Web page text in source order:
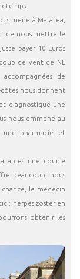
mène à Maratea,
de nous mettre le
payer 10 Euros
de vent de NE
de
côtes nous donnent
diagnostique une
nous emmène au
une pharmacie et
après une courte
beaucoup, nous
le médecin
: herpès zoster en
obtenir les